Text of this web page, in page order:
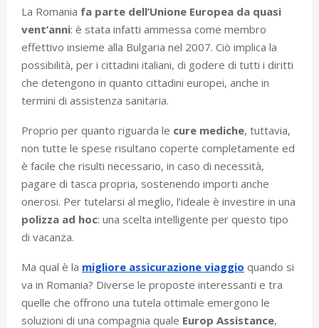
La Romania fa parte dell’Unione Europea da quasi
vent’anni: è stata infatti ammessa come membro
effettivo insieme alla Bulgaria nel 2007. Ciò implica la
possibilità, per i cittadini italiani, di godere di tutti i diritti
che detengono in quanto cittadini europei, anche in
termini di assistenza sanitaria.
Proprio per quanto riguarda le cure mediche, tuttavia,
non tutte le spese risultano coperte completamente ed
è facile che risulti necessario, in caso di necessità,
pagare di tasca propria, sostenendo importi anche
onerosi. Per tutelarsi al meglio, l’ideale è investire in una
polizza ad hoc: una scelta intelligente per questo tipo
di vacanza.
Ma qual è la migliore assicurazione viaggio quando si
va in Romania? Diverse le proposte interessanti e tra
quelle che offrono una tutela ottimale emergono le
soluzioni di una compagnia quale Europ Assistance,